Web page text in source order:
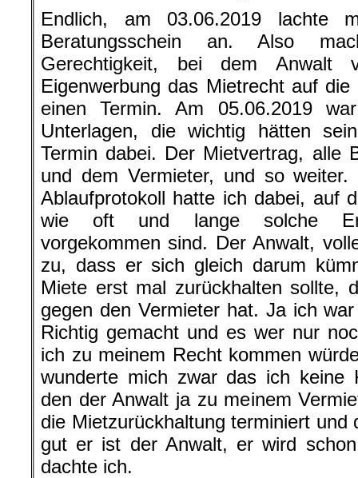
Endlich, am 03.06.2019 lachte
Beratungsschein an. Also
Gerechtigkeit, bei dem
Eigenwerbung das Mietrecht auf
einen Termin. Am 05.06.2019
Unterlagen, die wichtig hätten
Termin dabei. Der Mietvertrag, alle
und dem Vermieter, und so
Ablaufprotokoll hatte ich dabei, auf
wie oft und lange solche
vorgekommen sind. Der Anwalt,
zu, dass er sich gleich darum
Miete erst mal zurückhalten sollte,
gegen den Vermieter hat. Ja ich
Richtig gemacht und es wer nur
ich zu meinem Recht kommen
wunderte mich zwar das ich keine
den der Anwalt ja zu meinem
die Mietzurückhaltung terminiert und
gut er ist der Anwalt, er wird
dachte ich.